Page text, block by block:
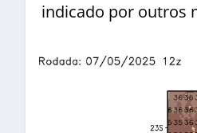
indicado por outros